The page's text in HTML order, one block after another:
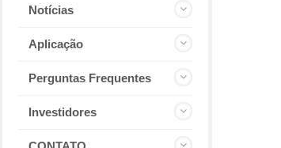
Notícias
Aplicação
Perguntas Frequentes
Investidores